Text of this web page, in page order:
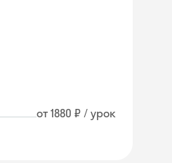
от 1880 ₽ / урок